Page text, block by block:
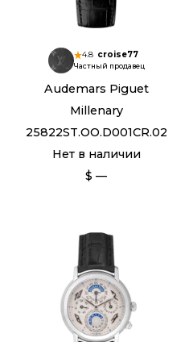
4.8 croise77
Частный продавец
Audemars Piguet
Millenary
25822ST.OO.D001CR.02
Нет в наличии
$ —